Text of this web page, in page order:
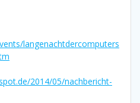
langenachtdercomputers
2014/05/nachbericht-